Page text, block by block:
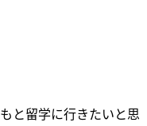
と留学に行きたいと思